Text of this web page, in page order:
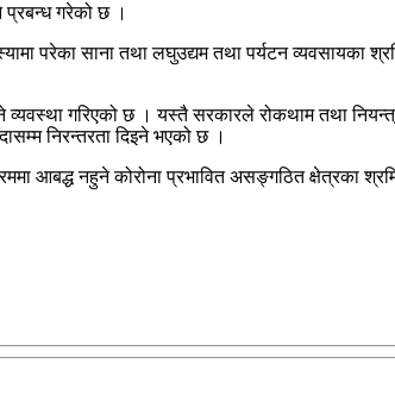
प्रबन्ध गरेको छ ।
साना तथा लघुउद्यम तथा पर्यटन व्यवसायका
व्यवस्था गरिएको छ । यस्तै सरकारले रोकथाम तथा
निरन्तरता दिइने भएको छ ।
आबद्ध नहुने कोरोना प्रभावित असङ्गठित क्षेत्रका